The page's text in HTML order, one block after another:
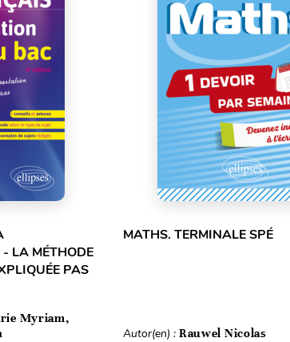
LA MÉTHODE
PAS
Myriam,
MATHS. TERMINALE SPÉ
Autor(en) : Rauwel Nicolas